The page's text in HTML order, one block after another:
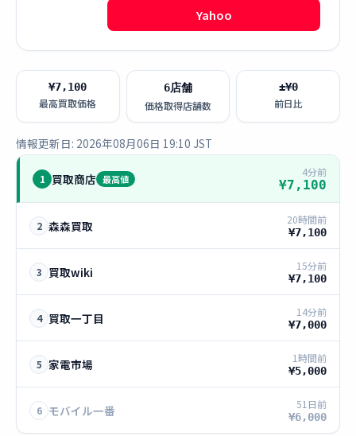
Yahoo
¥7,100
最高買取価格
6店舗
価格取得店舗数
±¥0
前日比
情報更新日: 2026年08月06日 19:10 JST
1 買取商店 最高値
4分前
¥7,100
2 森森買取 20時間前
¥7,100
3 買取wiki 15分前
¥7,100
4 買取一丁目 14分前
¥7,000
5 家電市場 1時間前
¥5,000
6 モバイル一番 51日前
¥6,000